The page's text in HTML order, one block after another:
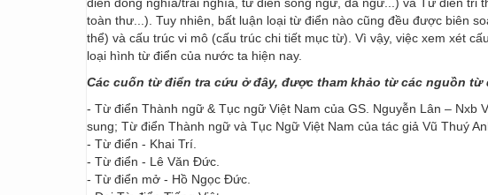
toàn thư...). Tuy nhiên, bất luận loại từ điển nào cũng đều được biên
thể) và cấu trúc vi mô (cấu trúc chi tiết mục từ). Vì vậy, việc xem xét
loại hình từ điển của nước ta hiện nay.
Các cuốn từ điển tra cứu ở đây, được tham khảo từ các nguồn từ
- Từ điển Thành ngữ & Tục ngữ Việt Nam của GS. Nguyễn Lân – Nxb
sung; Từ điển Thành ngữ và Tục Ngữ Việt Nam của tác giả Vũ Thuý
- Từ điển - Khai Trí.
- Từ điển - Lê Văn Đức.
- Từ điển mở - Hồ Ngọc Đức.